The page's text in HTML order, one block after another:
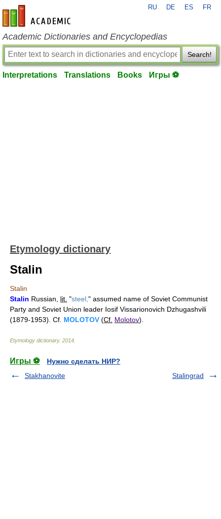
en-academic.com
RU DE ES FR
Academic Dictionaries and Encyclopedias
Search!
Interpretations Translations Books Игры ⚽
Etymology dictionary
Stalin
Stalin
Stalin Russian, lit. "steel, " assumed name of Soviet Communist
Party and Soviet Union leader Iosif Vissarionovich Dzhugashvili
(1879-1953). Cf. MOLOTOV (Cf. Molotov).
Etymology dictionary. 2014
Игры ⚽
Нужно сделать НИР?
Stakhanovite
Stalingrad